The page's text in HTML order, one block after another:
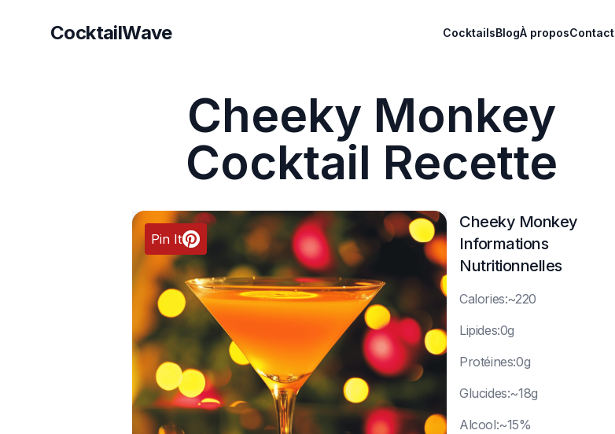
CocktailWave
CocktailWave CocktailsBlogÀ proposContact
Cheeky Monkey
Cocktail Recette
Pin It
Cheeky Monkey
Informations
Nutritionnelles
Calories:~220
Lipides:0g
Protéines:0g
Glucides:~18g
Alcool:~15%